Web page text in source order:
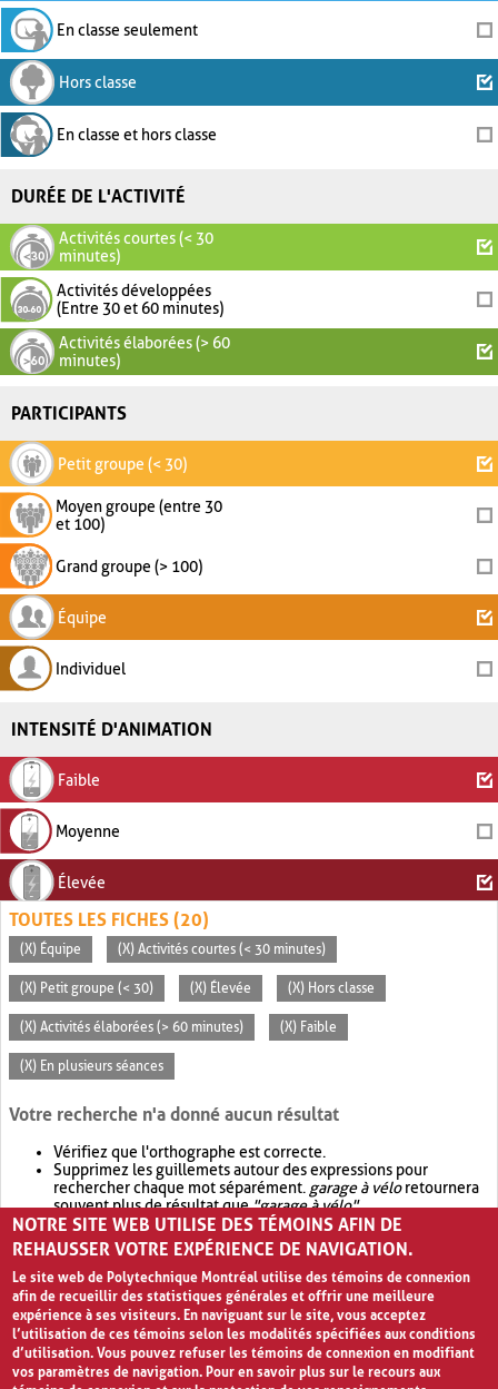
En classe seulement
Hors classe
En classe et hors classe
DURÉE DE L'ACTIVITÉ
Activités courtes (< 30
minutes)
Activités développées
(Entre 30 et 60 minutes)
Activités élaborées (> 60
minutes)
PARTICIPANTS
Petit groupe (< 30)
Moyen groupe (entre 30
et 100)
Grand groupe (> 100)
Équipe
Individuel
INTENSITÉ D'ANIMATION
Faible
Moyenne
Élevée
TOUTES LES FICHES (20)
(X) Équipe (X) Activités courtes (< 30 minutes)
(X) Petit groupe (< 30) (X) Élevée (X) Hors classe
(X) Activités élaborées (> 60 minutes) (X) Faible
(X) En plusieurs séances
Votre recherche n'a donné aucun résultat
Vérifiez que l'orthographe est correcte.
Supprimez les guillemets autour des expressions pour
rechercher chaque mot séparément. garage à véloretournera
souvent plus de résultat que"garage à vélo".
Envisagez d'élargir votre recherche avec OR.garage OR vélo
retournera souvent plus de résultat quegarage à vélo
NOTRE SITE WEB UTILISE DES TÉMOINS AFIN DE
REHAUSSER VOTRE EXPÉRIENCE DE NAVIGATION.
Le site web de Polytechnique Montréal utilise des témoins de connexion
afin de recueillir des statistiques générales et offrir une meilleure
expérience à ses visiteurs. En naviguant sur le site, vous acceptez
l’utilisation de ces témoins selon les modalités spécifiées aux conditions
d’utilisation. Vous pouvez refuser les témoins de connexion en modifiant
vos paramètres de navigation. Pour en savoir plus sur le recours aux